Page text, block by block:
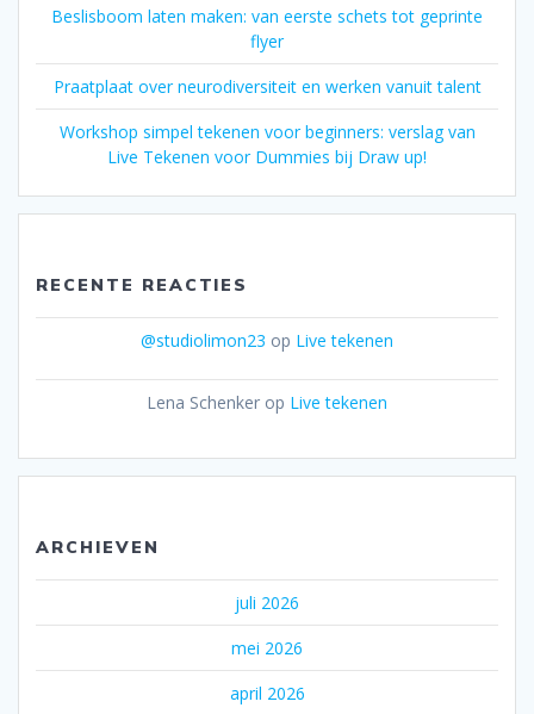
Beslisboom laten maken: van eerste schets tot geprinte
flyer
Praatplaat over neurodiversiteit en werken vanuit talent
Workshop simpel tekenen voor beginners: verslag van
Live Tekenen voor Dummies bij Draw up!
RECENTE REACTIES
@studiolimon23 op Live tekenen
Lena Schenker op Live tekenen
ARCHIEVEN
juli 2026
mei 2026
april 2026